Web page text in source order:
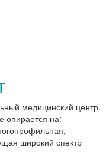
медицинский центр.
опирается на:
широкий спектр